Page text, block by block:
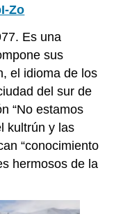
Zo
Es una
sus
el idioma de los
del sur de
“No estamos
kultrún y las
“conocimiento
hermosos de la